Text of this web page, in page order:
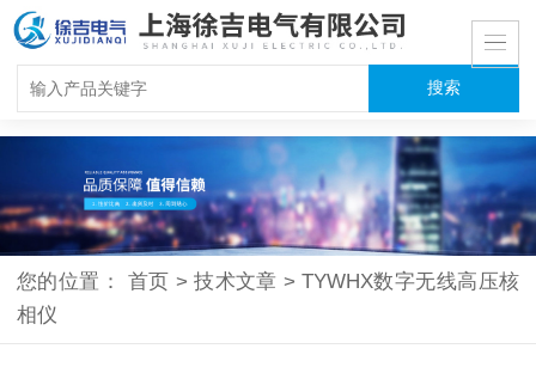
您的位置： 首页 > 技术文章 > TYWHX数字无线高压核
相仪